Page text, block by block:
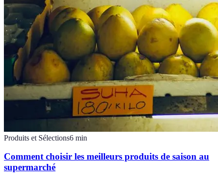
Produits et Sélections6 min
Comment choisir les meilleurs produits de saison au
supermarché